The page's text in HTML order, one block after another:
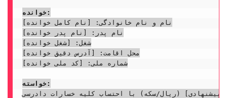
خوانده:
نام و نام خانوادگی: [نام کامل خوانده]
نام پدر: [نام پدر خوانده]
شغل: [شغل خوانده]
محل اقامت: [آدرس دقیق خوانده]
شماره ملی: [کد ملی خوانده]
خواسته:
(ریال/سکه) با احتساب کلیه خسارات دادرسی.